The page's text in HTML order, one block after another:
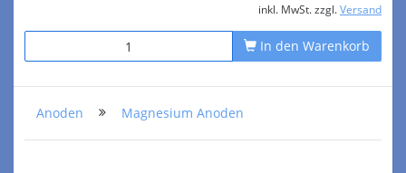
inkl. MwSt. zzgl. Versand
In den Warenkorb
Anoden Magnesium Anoden